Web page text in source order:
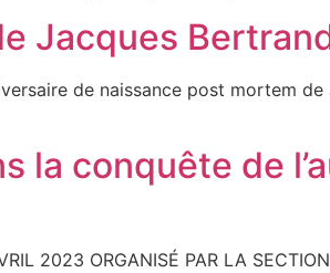
Jacques
de naissance post mortem
la conquête de
2023 ORGANISÉ PAR LA